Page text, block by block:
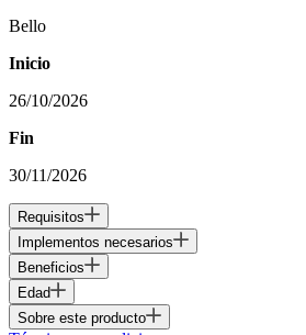
Bello
Inicio
26/10/2026
Fin
30/11/2026
Requisitos
Implementos necesarios
Beneficios
Edad
Sobre este producto